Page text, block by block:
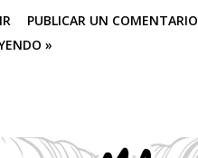
PUBLICAR UN COMENTARIO
»